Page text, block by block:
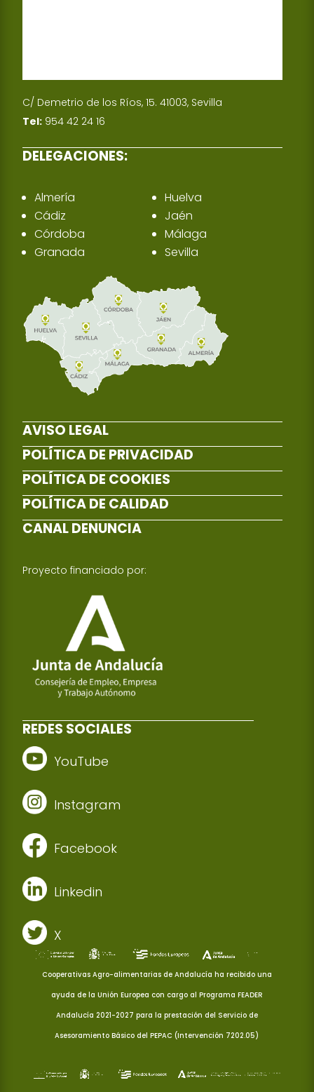
C/ Demetrio de los Ríos, 15. 41003, Sevilla
Tel: 954 42 24 16
DELEGACIONES:
Almería
Cádiz
Córdoba
Granada
Huelva
Jaén
Málaga
Sevilla
AVISO LEGAL
POLÍTICA DE PRIVACIDAD
POLÍTICA DE COOKIES
POLÍTICA DE CALIDAD
CANAL DENUNCIA
Proyecto financiado por:
REDES SOCIALES
YouTube
Instagram
Facebook
Linkedin
X
Cooperativas Agro-alimentarias de Andalucía ha recibido una
ayuda de la Unión Europea con cargo al Programa FEADER
Andalucía 2021-2027 para la prestación del Servicio de
Asesoramiento Básico del PEPAC (Intervención 7202.05)